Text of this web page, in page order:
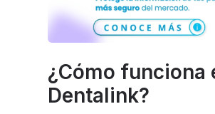
¿Cómo funciona
Dentalink?